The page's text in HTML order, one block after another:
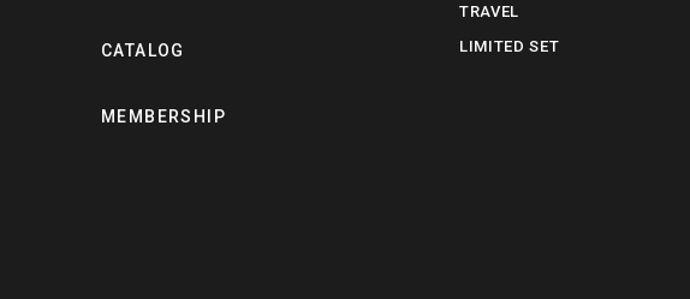
CATALOG
MEMBERSHIP
TRAVEL
LIMITED SET